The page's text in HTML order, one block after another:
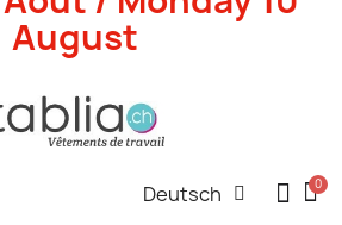
August
Deutsch